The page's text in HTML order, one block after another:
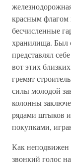
красным флагом
бесчисленные
хранилища. Был
представлял
вот этих
гремят
силы молодой
колонны
рядами штыков
покупками,
Как неподвижен
звонкий голос